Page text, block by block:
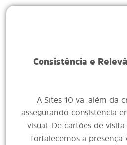
Consistência e
A Sites 10 vai além da
assegurando consistência
visual. De cartões de
fortalecemos a presença